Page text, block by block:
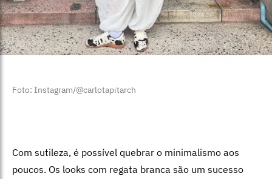
Foto: Instagram/@carlotapitarch
Com sutileza, é possível quebrar o minimalismo aos
poucos. Os looks com regata branca são um sucesso